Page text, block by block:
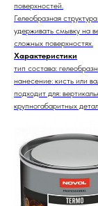
поверхностей.
Гелеобразная
удерживать смывку на
сложных поверхностях.
Характеристики
тип состава:
нанесение: кисть или
подходит для:
крупногабаритных